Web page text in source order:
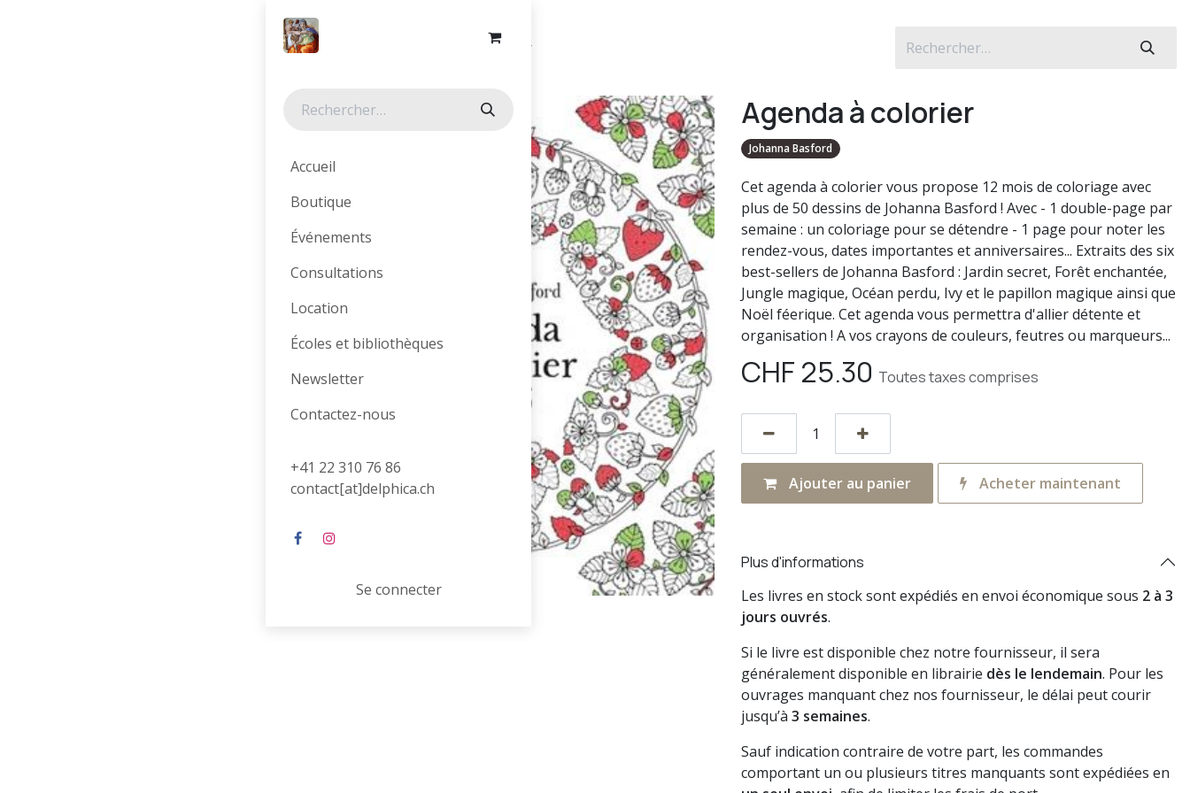
Accueil
Boutique
Événements
Consultations
Location
Écoles et bibliothèques
Newsletter
Contactez-nous
+41 22 310 76 86
contact[at]delphica.ch
Se connecter
Tous les produits Agenda à colorier
Agenda à colorier
Johanna Basford
Cet agenda à colorier vous propose 12 mois de coloriage avec
plus de 50 dessins de Johanna Basford ! Avec - 1 double-page par
semaine : un coloriage pour se détendre - 1 page pour noter les
rendez-vous, dates importantes et anniversaires... Extraits des six
best-sellers de Johanna Basford : Jardin secret, Forêt enchantée,
Jungle magique, Océan perdu, Ivy et le papillon magique ainsi que
Noël féerique. Cet agenda vous permettra d'allier détente et
organisation ! A vos crayons de couleurs, feutres ou marqueurs...
CHF 25.30 Toutes taxes comprises
Ajouter au panier Acheter maintenant
Plus d'informations
Les livres en stock sont expédiés en envoi économique sous 2 à 3
jours ouvrés.
Si le livre est disponible chez notre fournisseur, il sera
généralement disponible en librairie dès le lendemain. Pour les
ouvrages manquant chez nos fournisseur, le délai peut courir
jusqu’à 3 semaines.
Sauf indication contraire de votre part, les commandes
comportant un ou plusieurs titres manquants sont expédiées en